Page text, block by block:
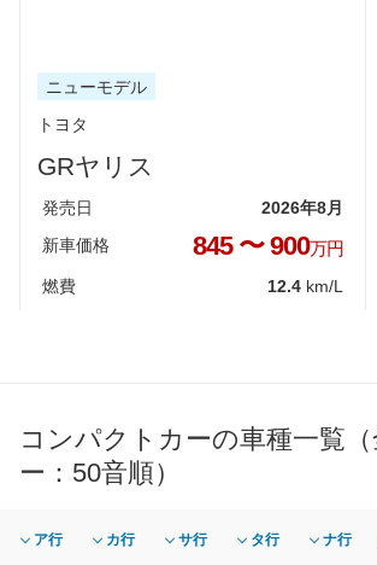
ニューモデル
トヨタ
GRヤリス
発売日
2026年8月
新車価格
845 〜 900万円
燃費 12.4 km/L
コンパクトカーの車種一覧（
ー：50音順）
ア行 カ行 サ行 タ行 ナ行